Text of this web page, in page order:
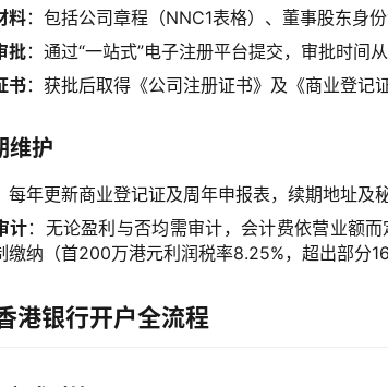
料：包括公司章程（NNC1表格）、董事股东身
批：通过“一站式”电子注册平台提交，审批时间
书：获批后取得《公司注册证书》及《商业登记
维护
每年更新商业登记证及周年申报表，续期地址及
计：无论盈利与否均需审计，会计费依营业额
缴纳（首200万港元利润税率8.25%，超出部分
港银行开户全流程